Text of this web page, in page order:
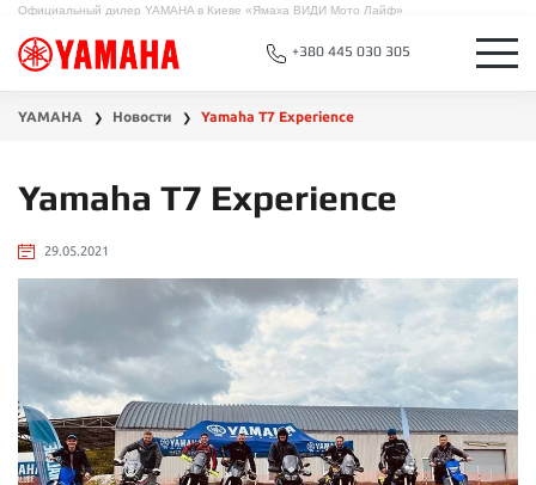
Официальный дилер YAMAHA в Киеве «Ямаха ВИДИ Мото Лайф»
+380 445 030 305
YAMAHA ❯ Новости ❯ Yamaha T7 Experience
Yamaha T7 Experience
29.05.2021